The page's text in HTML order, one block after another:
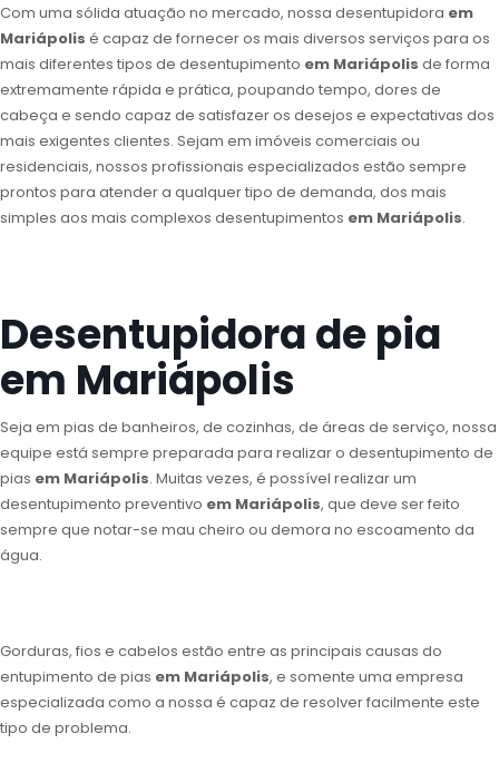
Com uma sólida atuação no mercado, nossa desentupidora em
Mariápolis é capaz de fornecer os mais diversos serviços para os
mais diferentes tipos de desentupimento em Mariápolis de forma
extremamente rápida e prática, poupando tempo, dores de
cabeça e sendo capaz de satisfazer os desejos e expectativas dos
mais exigentes clientes. Sejam em imóveis comerciais ou
residenciais, nossos profissionais especializados estão sempre
prontos para atender a qualquer tipo de demanda, dos mais
simples aos mais complexos desentupimentos em Mariápolis.
Desentupidora de pia
em Mariápolis
Seja em pias de banheiros, de cozinhas, de áreas de serviço, nossa
equipe está sempre preparada para realizar o desentupimento de
pias em Mariápolis. Muitas vezes, é possível realizar um
desentupimento preventivo em Mariápolis, que deve ser feito
sempre que notar-se mau cheiro ou demora no escoamento da
água.
Gorduras, fios e cabelos estão entre as principais causas do
entupimento de pias em Mariápolis, e somente uma empresa
especializada como a nossa é capaz de resolver facilmente este
tipo de problema.